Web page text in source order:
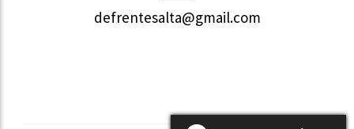
defrentesalta@gmail.com